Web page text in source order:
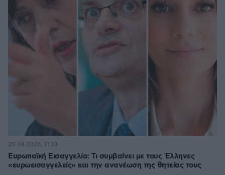
Ευρωπαϊκή Εισαγγελία: Τι συμβαίνει με τους Έλληνες
«ευρωεισαγγελείς» και την ανανέωση της θητείας τους
20.04.2026, 11:33